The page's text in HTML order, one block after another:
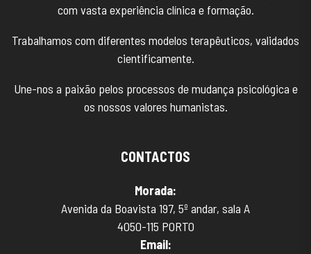
com vasta experiência clínica e formação.
Trabalhamos com diferentes modelos terapêuticos, validados
cientificamente.
Une-nos a paixão pelos processos de mudança psicológica e
os nossos valores humanistas.
CONTACTOS
Morada:
Avenida da Boavista 197, 5º andar, sala A
4050-115 PORTO
Email: